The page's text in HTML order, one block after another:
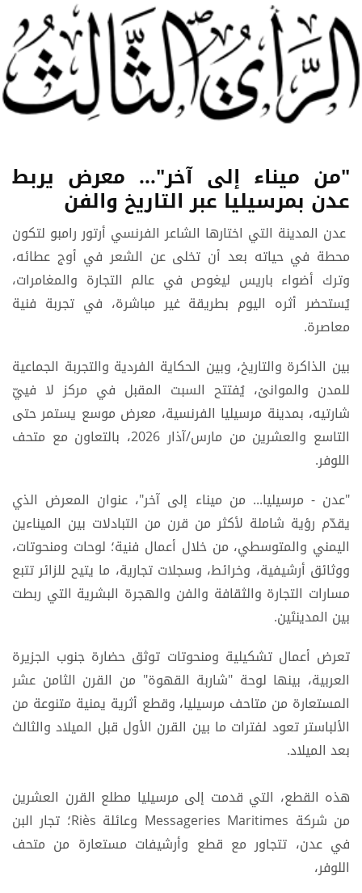
"من ميناء إلى آخر"... معرض يربط
عدن بمرسيليا عبر التاريخ والفن
عدن المدينة التي اختارها الشاعر الفرنسي أرتور رامبو لتكون
محطة في حياته بعد أن تخلى عن الشعر في أوج عطائه،
وترك أضواء باريس ليغوص في عالم التجارة والمغامرات،
يُستحضر أثره اليوم بطريقة غير مباشرة، في تجربة فنية
معاصرة.
بين الذاكرة والتاريخ، وبين الحكاية الفردية والتجربة الجماعية
للمدن والموانئ، يُفتتح السبت المقبل في مركز لا فييّ
شارتيه، بمدينة مرسيليا الفرنسية، معرض موسع يستمر حتى
التاسع والعشرين من مارس/آذار 2026، بالتعاون مع متحف
اللوفر.
"عدن - مرسيليا... من ميناء إلى آخر"، عنوان المعرض الذي
يقدّم رؤية شاملة لأكثر من قرن من التبادلات بين الميناءين
اليمني والمتوسطي، من خلال أعمال فنية؛ لوحات ومنحوتات،
ووثائق أرشيفية، وخرائط، وسجلات تجارية، ما يتيح للزائر تتبع
مسارات التجارة والثقافة والفن والهجرة البشرية التي ربطت
بين المدينتَين.
تعرض أعمال تشكيلية ومنحوتات توثق حضارة جنوب الجزيرة
العربية، بينها لوحة "شاربة القهوة" من القرن الثامن عشر
المستعارة من متاحف مرسيليا، وقطع أثرية يمنية متنوعة من
الألباستر تعود لفترات ما بين القرن الأول قبل الميلاد والثالث
بعد الميلاد.
هذه القطع، التي قدمت إلى مرسيليا مطلع القرن العشرين
من شركة Messageries Maritimes وعائلة Riès؛ تجار البن
في عدن، تتجاور مع قطع وأرشيفات مستعارة من متحف
اللوفر،